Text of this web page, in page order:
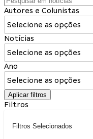
Autores e Colunistas
Selecione as opções
Notícias
Selecione as opções
Ano
Selecione as opções
Aplicar filtros
Filtros
Filtros Selecionados